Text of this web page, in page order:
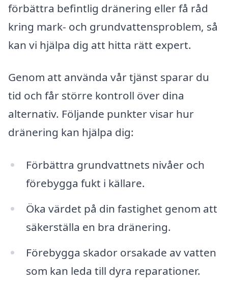
förbättra befintlig dränering eller få råd
kring mark- och grundvattensproblem, så
kan vi hjälpa dig att hitta rätt expert.
Genom att använda vår tjänst sparar du
tid och får större kontroll över dina
alternativ. Följande punkter visar hur
dränering kan hjälpa dig:
Förbättra grundvattnets nivåer och
förebygga fukt i källare.
Öka värdet på din fastighet genom att
säkerställa en bra dränering.
Förebygga skador orsakade av vatten
som kan leda till dyra reparationer.